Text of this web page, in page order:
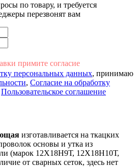
по товару, и требуется
перезвонят вам
примите согласие
персональных данных, принимаю
, Согласие на обработку
Пользовательское соглашение
изготавливается на ткацких
основы и утка из
(марок 12Х18Н9Т, 12Х18Н10Т,
от сварных сеток, здесь нет